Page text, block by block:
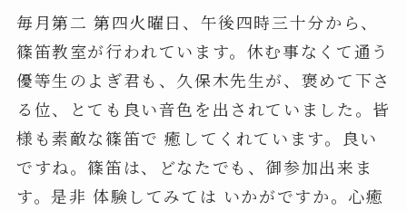
毎月第二 第四火曜日、午後四時三十分から、
篠笛教室が行われています。休む事なくて通う
優等生のよぎ君も、久保木先生が、褒めて下さ
る位、とても良い音色を出されていました。皆
様も素敵な篠笛で 癒してくれています。良い
ですね。篠笛は、どなたでも、御参加出来ま
す。是非 体験してみては いかがですか。心癒